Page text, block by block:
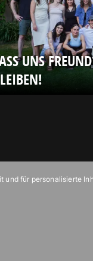
UNS
für personalisierte